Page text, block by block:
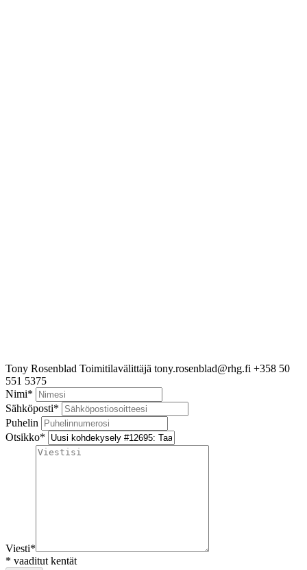
Tony Rosenblad Toimitilavälittäjä tony.rosenblad@rhg.fi +358 50
551 5375
Nimi*
Sähköposti*
Puhelin
Otsikko*
Viesti*
* vaaditut kentät